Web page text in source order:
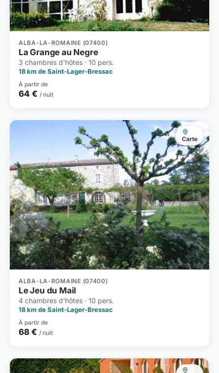
ALBA-LA-ROMAINE (07400)
La Grange au Negre
3 chambres d'hôtes · 10 pers.
18 km de Saint-Lager-Bressac
À partir de
64 € / nuit
Carte
ALBA-LA-ROMAINE (07400)
Le Jeu du Mail
4 chambres d'hôtes · 10 pers.
18 km de Saint-Lager-Bressac
À partir de
68 € / nuit